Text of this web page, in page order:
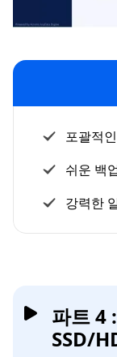
포괄적
쉬운 백
강력한
파트 4
SSD/